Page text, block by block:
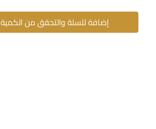
إضافة للسلة والتحقق من الكمية